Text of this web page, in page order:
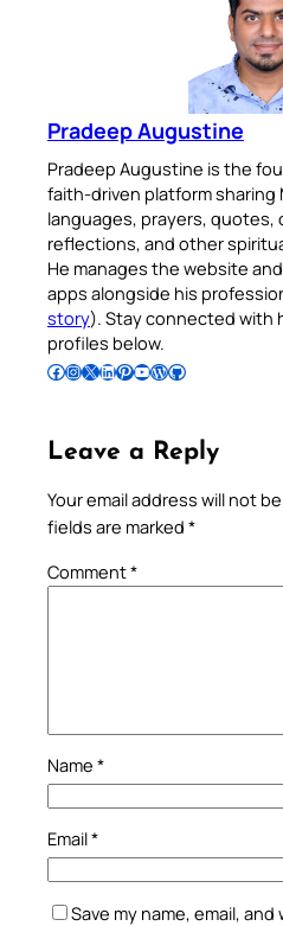
Pradeep Augustine
Pradeep Augustine is the
faith-driven platform sharing
languages, prayers, quotes,
reflections, and other
He manages the website
apps alongside his
story). Stay connected with
profiles below.
Follow Pradeep on Facebook Follow Pradeep on InstagramFollow Pradeep on X Follow Pradeep on LinkedIn Follow Pradeep on Pinterest Subscribe to Pradeep’s Youtube Channel Follow Pradeep on WordPress Follow Pradeep on GitHub
Leave a Reply
Your email address will not
fields are marked *
Comment*
Name *
Email*
Save my name, email,